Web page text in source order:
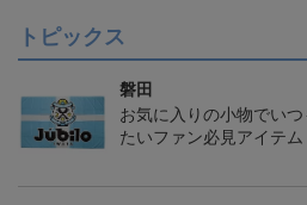
トピックス
磐田
お気に入りの小物でい
たいファン必見アイテム